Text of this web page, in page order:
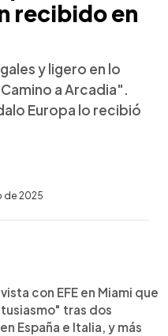
recibido en
y ligero en lo
a Arcadia".
Europa lo recibió
de 2025
con EFE en Miami que
tras dos
España e Italia, y más